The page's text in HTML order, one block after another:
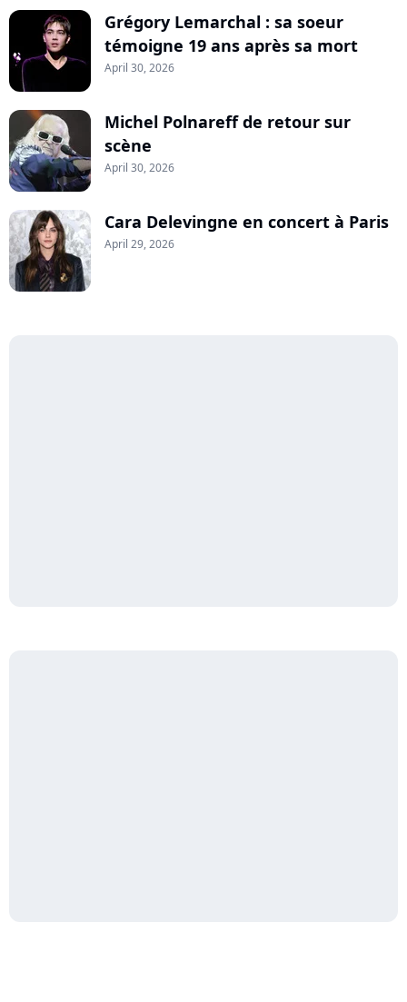
Grégory Lemarchal : sa soeur
témoigne 19 ans après sa mort
April 30, 2026
Michel Polnareff de retour sur
scène
April 30, 2026
Cara Delevingne en concert à Paris
April 29, 2026